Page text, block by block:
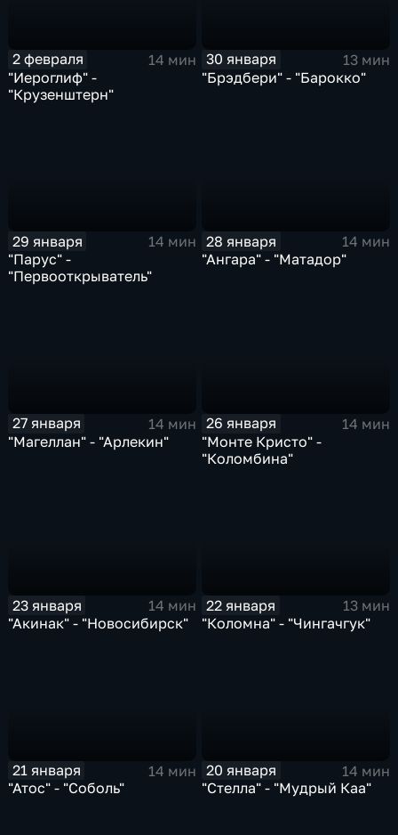
2 февраля
14 мин
"Иероглиф" -
"Крузенштерн"
30 января
13 мин
"Брэдбери" - "Барокко"
29 января
14 мин
"Парус" -
"Первооткрыватель"
28 января
14 мин
"Ангара" - "Матадор"
27 января
14 мин
"Магеллан" - "Арлекин"
26 января
14 мин
"Монте Кристо" -
"Коломбина"
23 января
14 мин
"Акинак" - "Новосибирск"
22 января
13 мин
"Коломна" - "Чингачгук"
21 января
14 мин
"Атос" - "Соболь"
20 января
14 мин
"Стелла" - "Мудрый Каа"